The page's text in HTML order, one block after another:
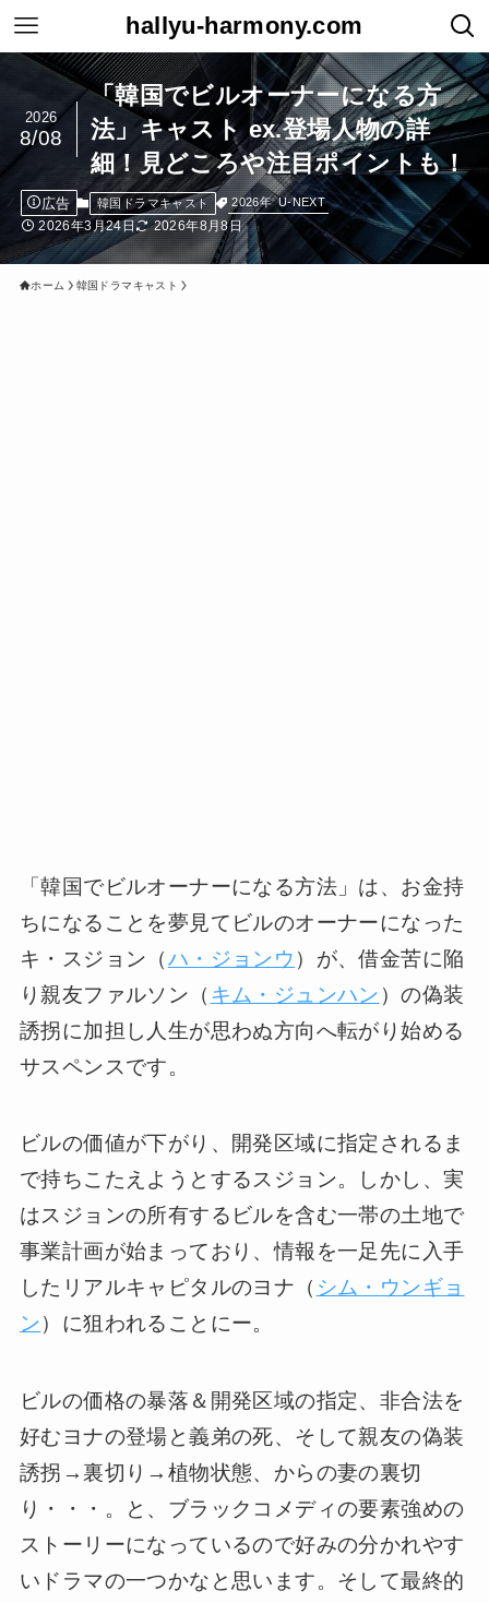
hallyu-harmony.com
「韓国でビルオーナーになる方
法」キャスト ex.登場人物の詳
細！見どころや注目ポイントも！
2026
8/08
広告 韓国ドラマキャスト 2026年 U-NEXT
2026年3月24日 2026年8月8日
ホーム 韓国ドラマキャスト
「韓国でビルオーナーになる方法」は、お金持
ちになることを夢見てビルのオーナーになった
キ・スジョン（ハ・ジョンウ ）が、借金苦に陥
り親友ファルソン（ キム・ジュンハン ）の偽装
誘拐に加担し人生が思わぬ方向へ転がり始める
サスペンスです。
ビルの価値が下がり、開発区域に指定されるま
で持ちこたえようとするスジョン。しかし、実
はスジョンの所有するビルを含む一帯の土地で
事業計画が始まっており、情報を一足先に入手
したリアルキャピタルのヨナ（ シム・ウンギョ
ン）に狙われることにー。
ビルの価格の暴落＆開発区域の指定、非合法を
好むヨナの登場と義弟の死、そして親友の偽装
誘拐→裏切り→植物状態、からの妻の裏切
り・・・。と、ブラックコメディの要素強めの
ストーリーになっているので好みの分かれやす
いドラマの一つかなと思います。そして最終的